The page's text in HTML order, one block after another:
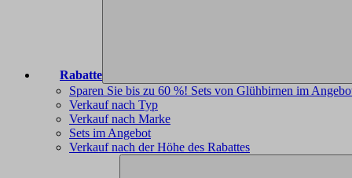
Rabatte
Sparen Sie bis zu 60 %! Sets von Glühbirnen im
Verkauf nach Typ
Verkauf nach Marke
Sets im Angebot
Verkauf nach der Höhe des Rabattes